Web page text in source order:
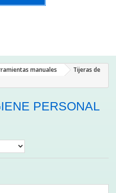
manuales
Tijeras de
PERSONAL